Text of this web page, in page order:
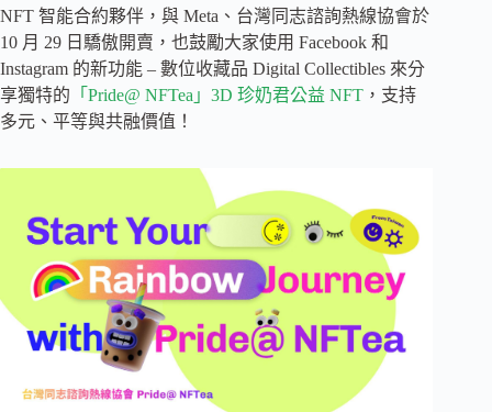
NFT 智能合約夥伴，與 Meta、台灣同志諮詢熱線協會於
10 月 29 日驕傲開賣，也鼓勵大家使用 Facebook 和
Instagram 的新功能 – 數位收藏品 Digital Collectibles 來分
享獨特的 「Pride@ NFTea」3D 珍奶君公益 NFT ，支持
多元、平等與共融價值！